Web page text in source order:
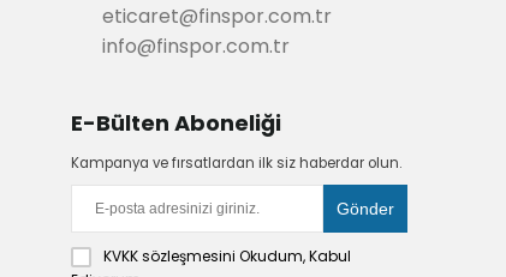
eticaret@finspor.com.tr
info@finspor.com.tr
E-Bülten Aboneliği
Kampanya ve fırsatlardan ilk siz haberdar olun.
KVKK sözleşmesini Okudum, Kabul